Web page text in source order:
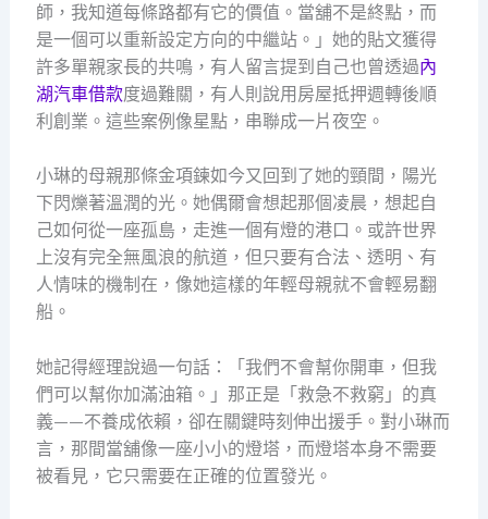
師，我知道每條路都有它的價值。當舖不是終點，而
是一個可以重新設定方向的中繼站。」她的貼文獲得
許多單親家長的共鳴，有人留言提到自己也曾透過內
湖汽車借款度過難關，有人則說用房屋抵押週轉後順
利創業。這些案例像星點，串聯成一片夜空。
小琳的母親那條金項鍊如今又回到了她的頸間，陽光
下閃爍著溫潤的光。她偶爾會想起那個凌晨，想起自
己如何從一座孤島，走進一個有燈的港口。或許世界
上沒有完全無風浪的航道，但只要有合法、透明、有
人情味的機制在，像她這樣的年輕母親就不會輕易翻
船。
她記得經理說過一句話：「我們不會幫你開車，但我
們可以幫你加滿油箱。」那正是「救急不救窮」的真
義——不養成依賴，卻在關鍵時刻伸出援手。對小琳而
言，那間當舖像一座小小的燈塔，而燈塔本身不需要
被看見，它只需要在正確的位置發光。